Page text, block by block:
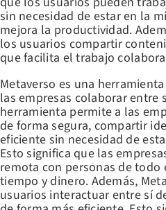
sin necesidad de estar en la
mejora la productividad.
los usuarios compartir
que facilita el trabajo
Metaverso es una
las empresas colaborar entre
herramienta permite a las
de forma segura, compartir
eficiente sin necesidad de
Esto significa que las
remota con personas de
tiempo y dinero. Además,
usuarios interactuar entre sí